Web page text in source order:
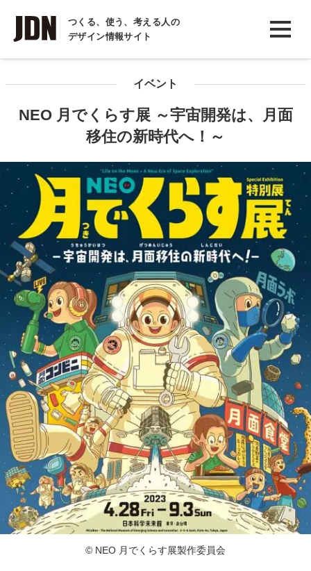
つくる、使う、考える人の
デザイン情報サイト
INTERVIEW
インタビュー
COLUMN
イベント
NEO 月でくらす展 ～宇宙開発は、月面
移住の新時代へ！～
© NEO 月でくらす展製作委員会